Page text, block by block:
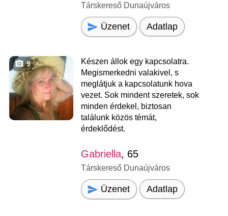
Társkereső Dunaújváros
Üzenet Adatlap
9
Készen állok egy kapcsolatra.
Megismerkedni valakivel, s
meglátjuk a kapcsolatunk hova
vezet. Sok mindent szeretek, sok
minden érdekel, biztosan
találunk közös témát,
érdeklődést.
Gabriella, 65
Társkereső Dunaújváros
Üzenet Adatlap